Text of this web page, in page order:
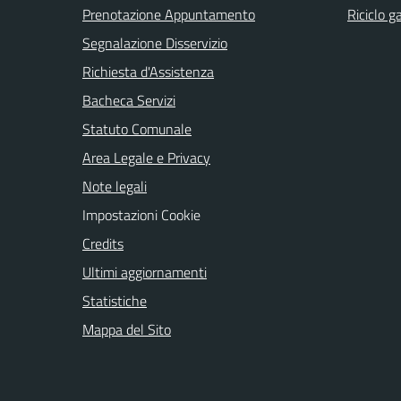
Prenotazione Appuntamento
Segnalazione Disservizio
Richiesta d'Assistenza
Bacheca Servizi
Statuto Comunale
Area Legale e Privacy
Note legali
Impostazioni Cookie
Credits
Ultimi aggiornamenti
Statistiche
Mappa del Sito
Riciclo